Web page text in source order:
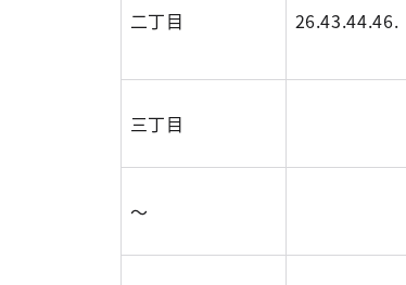
二丁目 26.43.44.46.
三丁目
～